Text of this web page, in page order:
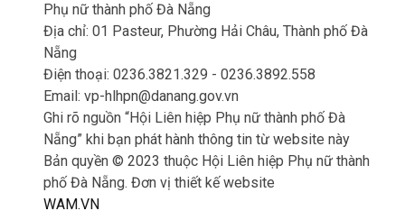
Phụ nữ thành phố Đà Nẵng
Địa chỉ: 01 Pasteur, Phường Hải Châu, Thành phố Đà
Nẵng
Điện thoại: 0236.3821.329 - 0236.3892.558
Email: vp-hlhpn@danang.gov.vn
Ghi rõ nguồn “Hội Liên hiệp Phụ nữ thành phố Đà
Nẵng” khi bạn phát hành thông tin từ website này
Bản quyền © 2023 thuộc Hội Liên hiệp Phụ nữ thành
phố Đà Nẵng. Đơn vị thiết kế website
WAM.VN